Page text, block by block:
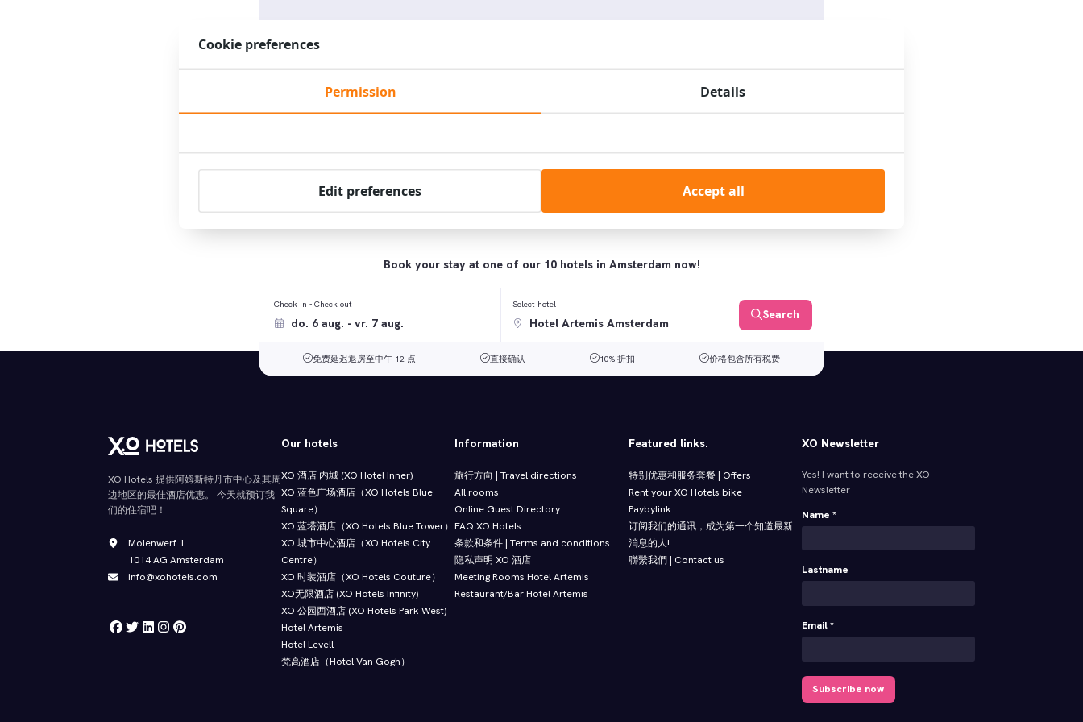
可以在我们的隐私声明中找到更多信息。
Book your stay at one of our 10 hotels in Amsterdam now!
Check in - Check out Select hotel
Search
免费延迟退房至中午 12 点 直接确认 10% 折扣 价格包含所有税费
XO Hotels 提供阿姆斯特丹市中心及其周
边地区的最佳酒店优惠。 今天就预订我
们的住宿吧！
Molenwerf 1
1014 AG Amsterdam
info@xohotels.com
Our hotels
XO 酒店 内城 (XO Hotel Inner)
XO 蓝色广场酒店（XO Hotels Blue
Square）
XO 蓝塔酒店（XO Hotels Blue Tower）
XO 城市中心酒店（XO Hotels City
Centre）
XO 时装酒店（XO Hotels Couture）
XO无限酒店 (XO Hotels Infinity)
XO 公园西酒店 (XO Hotels Park West)
Hotel Artemis
Hotel Levell
梵高酒店（Hotel Van Gogh）
Information
旅行方向 | Travel directions
All rooms
Online Guest Directory
FAQ XO Hotels
条款和条件 | Terms and conditions
隐私声明 XO 酒店
Meeting Rooms Hotel Artemis
Restaurant/Bar Hotel Artemis
Featured links.
特别优惠和服务套餐 | Offers
Rent your XO Hotels bike
Paybylink
订阅我们的通讯，成为第一个知道最新
消息的人!
聯繫我們 | Contact us
XO Newsletter
Yes! I want to receive the XO
Newsletter
Name *
Lastname
Email *
Subscribe now
Cookie preferences
Permission Details
Edit preferences Accept all